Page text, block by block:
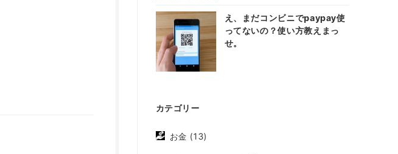
え、まだコンビニでpaypay使
ってないの？使い方教えまっ
せ。
カテゴリー
お金 (13)